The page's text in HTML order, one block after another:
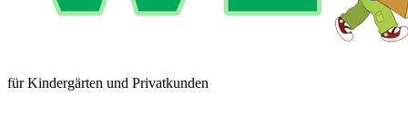
für Kindergärten und Privatkunden